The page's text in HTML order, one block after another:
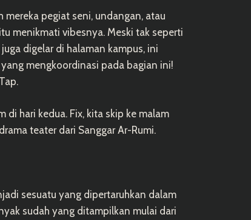
pegiat seni, undangan, atau
menikmati vibesnya. Meski tak seperti
digelar di halaman kampus, ini
mengkoordinasi pada bagian ini!
hari kedua. Fix, kita skip ke malam
teater dari Sanggar Ar-Rumi.
sesuatu yang dipertaruhkan dalam
sudah yang ditampilkan mulai dari